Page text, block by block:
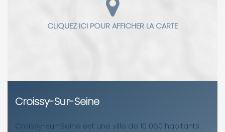
Croissy-Sur-Seine
Croissy-sur-Seine est une ville de 10 060 habitants